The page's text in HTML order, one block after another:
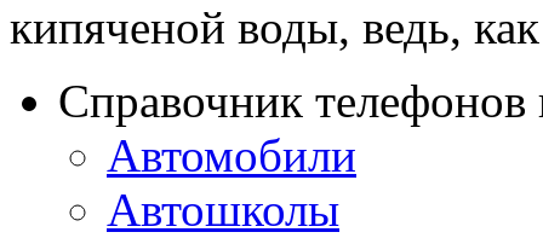
кипяченой воды, ведь,
Справочник
Автомобили
Автошколы